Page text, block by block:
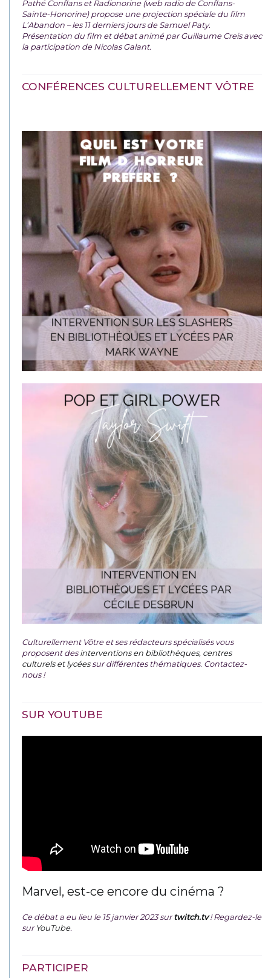
Pathé Conflans et Radionorine (web radio de Conflans-
Sainte-Honorine) propose une projection spéciale du film
L’Abandon – les 11 derniers jours de Samuel Paty.
Présentation du film et débat animé par Guillaume Creis avec
la participation de Nicolas Galant.
CONFÉRENCES CULTURELLEMENT VÔTRE
Culturellement Vôtre et ses rédacteurs spécialisés vous
proposent desinterventions en bibliothèques, centres
culturels et lycéessur différentes thématiques. Contactez-
nous !
SUR YOUTUBE
Marvel, est-ce encore du cinéma ?
Ce débat a eu lieu le 15 janvier 2023 surtwitch.tv ! Regardez-le
surYouTube.
PARTICIPER